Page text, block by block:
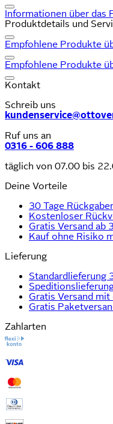
Informationen über das
Produktdetails und
Empfohlene Produkte
Empfohlene Produkte
Kontakt
Schreib uns
Ruf uns an
0316 - 606 888
täglich von 07.00 bis
Deine Vorteile
30 Tage
Kostenloser
Gratis Versand ab
Kauf ohne Risiko
Lieferung
Standardlieferung
Gratis Versand
Gratis
Zahlarten